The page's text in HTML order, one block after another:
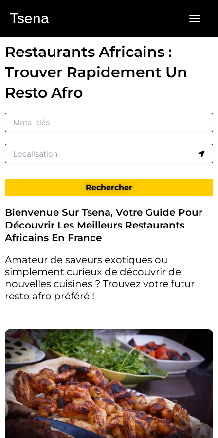
auTsena
Restaurants Africains :
Trouver Rapidement Un
Resto Afro
Rechercher
Bienvenue Sur Tsena, Votre Guide Pour
Découvrir Les Meilleurs Restaurants
Africains En France
Amateur de saveurs exotiques ou
simplement curieux de découvrir de
nouvelles cuisines ? Trouvez votre futur
resto afro préféré !